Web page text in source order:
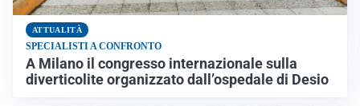
ATTUALITÀ
SPECIALISTI A CONFRONTO
A Milano il congresso internazionale sulla
diverticolite organizzato dall’ospedale di Desio